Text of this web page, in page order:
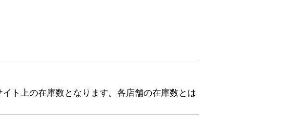
ト上の在庫数となります。各店舗の在庫数とは